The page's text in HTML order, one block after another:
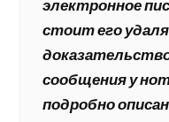
электронное
стоит его
сообщения у
подробно